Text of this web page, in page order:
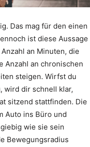
Das mag für den einen
ist diese Aussage
an Minuten, die
Anzahl an chronischen
steigen. Wirfst du
wird dir schnell klar,
sitzend stattfinden. Die
Auto ins Büro und
wie sie sein
Bewegungsradius